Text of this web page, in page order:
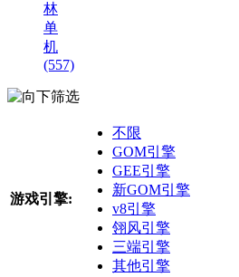
林
单
机
(557)
筛选
游戏引擎:
不限
GOM引擎
GEE引擎
新GOM引擎
v8引擎
翎风引擎
三端引擎
其他引擎